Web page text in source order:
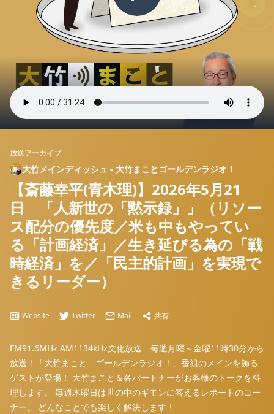
放送アーカイブ
大竹メインディッシュ - 大竹まことゴールデンラジオ！
【斎藤幸平(青木理)】2026年5月21
日 「人新世の「黙示録」」（リソー
ス配分の優先度／米も中もやってい
る「計画経済」／生き延びる為の「戦
時経済」を／「民主的計画」を実現で
きるリーダー）
Website Twitter Mail 共有
FM91.6MHz AM1134kHz文化放送 毎週月曜～金曜11時30分から
放送！「大竹まこと ゴールデンラジオ！」番組のメインを飾る
ゲストが登場！ 大竹まこと＆各パートナーがお客様のトークを料
理します。 毎週木曜日は世の中のギモンに答えるレポートのコー
ナー。 どんなことでも楽しく解決します！